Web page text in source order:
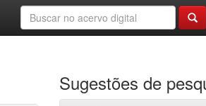
Sugestões de